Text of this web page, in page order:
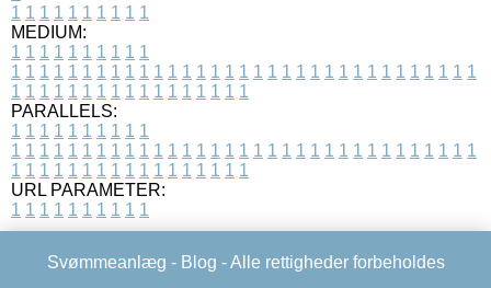
1 1 1 1 1 1 1 1 1 1
MEDIUM:
1 1 1 1 1 1 1 1 1 1
1 1 1 1 1 1 1 1 1 1 1 1 1 1 1 1 1 1 1 1 1 1 1 1 1 1 1 1 1 1 1 1 1
1 1 1 1 1 1 1 1 1 1 1 1 1 1 1 1 1
PARALLELS:
1 1 1 1 1 1 1 1 1 1
1 1 1 1 1 1 1 1 1 1 1 1 1 1 1 1 1 1 1 1 1 1 1 1 1 1 1 1 1 1 1 1 1
1 1 1 1 1 1 1 1 1 1 1 1 1 1 1 1 1
URL PARAMETER:
1 1 1 1 1 1 1 1 1 1
Svømmeanlæg - Blog - Alle rettigheder forbeholdes